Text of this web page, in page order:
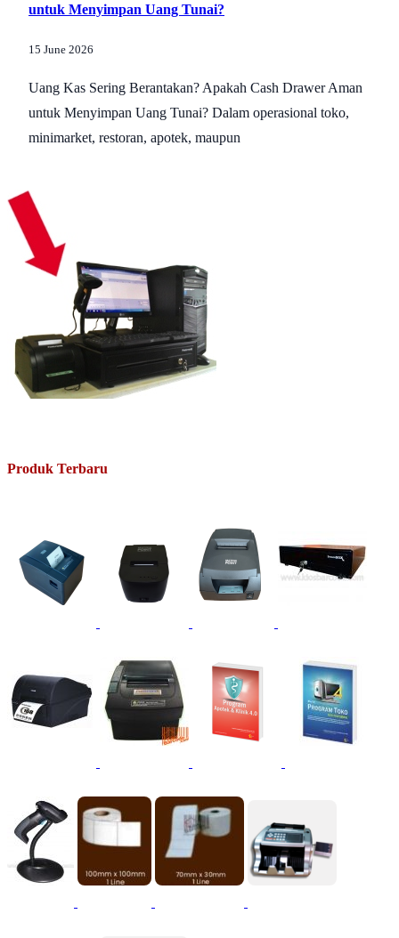
untuk Menyimpan Uang Tunai?
15 June 2026
Uang Kas Sering Berantakan? Apakah Cash Drawer Aman
untuk Menyimpan Uang Tunai? Dalam operasional toko,
minimarket, restoran, apotek, maupun
Produk Terbaru